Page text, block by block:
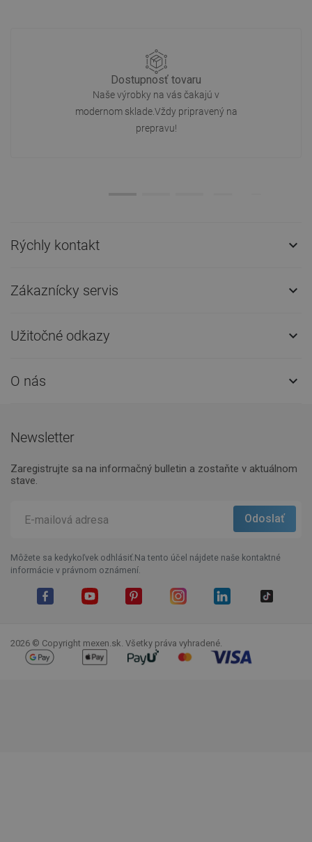
Dostupnosť tovaru
Naše výrobky na vás čakajú v
modernom sklade.Vždy pripravený na
prepravu!
Rýchly kontakt 
Zákaznícky servis 
Užitočné odkazy 
O nás 
Newsletter
Zaregistrujte sa na informačný bulletin a zostaňte v aktuálnom
stave.
Môžete sa kedykoľvek odhlásiť.Na tento účel nájdete naše kontaktné
informácie v právnom oznámení.
2026 © Copyright mexen.sk. Všetky práva vyhradené.